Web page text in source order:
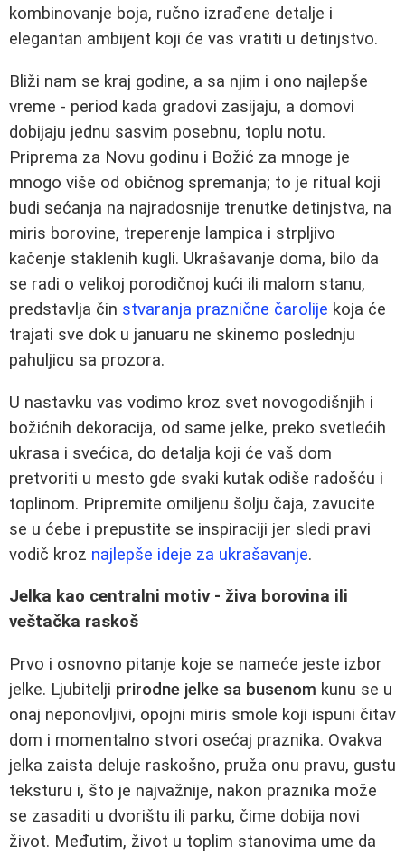
kombinovanje boja, ručno izrađene detalje i
elegantan ambijent koji će vas vratiti u detinjstvo.
Bliži nam se kraj godine, a sa njim i ono najlepše
vreme - period kada gradovi zasijaju, a domovi
dobijaju jednu sasvim posebnu, toplu notu.
Priprema za Novu godinu i Božić za mnoge je
mnogo više od običnog spremanja; to je ritual koji
budi sećanja na najradosnije trenutke detinjstva, na
miris borovine, treperenje lampica i strpljivo
kačenje staklenih kugli. Ukrašavanje doma, bilo da
se radi o velikoj porodičnoj kući ili malom stanu,
predstavlja čin stvaranja praznične čarolije koja će
trajati sve dok u januaru ne skinemo poslednju
pahuljicu sa prozora.
U nastavku vas vodimo kroz svet novogodišnjih i
božićnih dekoracija, od same jelke, preko svetlećih
ukrasa i svećica, do detalja koji će vaš dom
pretvoriti u mesto gde svaki kutak odiše radošću i
toplinom. Pripremite omiljenu šolju čaja, zavucite
se u ćebe i prepustite se inspiraciji jer sledi pravi
vodič kroz najlepše ideje za ukrašavanje.
Jelka kao centralni motiv - živa borovina ili
veštačka raskoš
Prvo i osnovno pitanje koje se nameće jeste izbor
jelke. Ljubitelji prirodne jelke sa busenom kunu se u
onaj neponovljivi, opojni miris smole koji ispuni čitav
dom i momentalno stvori osećaj praznika. Ovakva
jelka zaista deluje raskošno, pruža onu pravu, gustu
teksturu i, što je najvažnije, nakon praznika može
se zasaditi u dvorištu ili parku, čime dobija novi
život. Međutim, život u toplim stanovima ume da